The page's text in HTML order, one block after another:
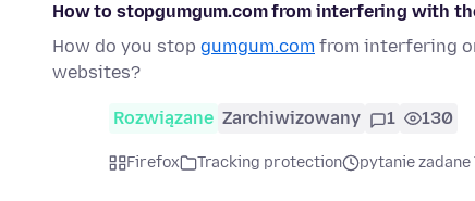
How to stopgumgum.com from interfering with
How do you stop gumgum.com from interfering
websites?
Rozwiązane Zarchiwizowany 1 130
Firefox Tracking protection pytanie